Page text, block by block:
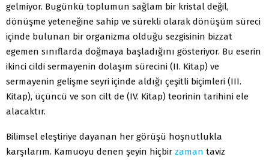
gelmiyor. Bugünkü toplumun sağlam bir kristal değil,
dönüşme yeteneğine sahip ve sürekli olarak dönüşüm süreci
içinde bulunan bir organizma olduğu sezgisinin bizzat
egemen sınıflarda doğmaya başladığını gösteriyor. Bu eserin
ikinci cildi sermayenin dolaşım sürecini (II. Kitap) ve
sermayenin gelişme seyri içinde aldığı çeşitli biçimleri (III.
Kitap), üçüncü ve son cilt de (IV. Kitap) teorinin tarihini ele
alacaktır.
Bilimsel eleştiriye dayanan her görüşü hoşnutlukla
karşılarım. Kamuoyu denen şeyin hiçbir zaman taviz